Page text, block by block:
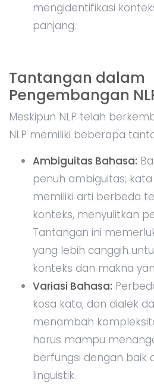
mengidentifikasi
panjang.
Tantangan dalam
Pengembangan
Meskipun NLP telah
NLP memiliki beberapa
Ambiguitas Bahasa:
penuh ambiguitas;
memiliki arti berbeda
konteks, menyulitkan
Tantangan ini
yang lebih canggih
konteks dan makna
Variasi Bahasa:
kosa kata, dan dialek
menambah
harus mampu
berfungsi dengan baik
linguistik.